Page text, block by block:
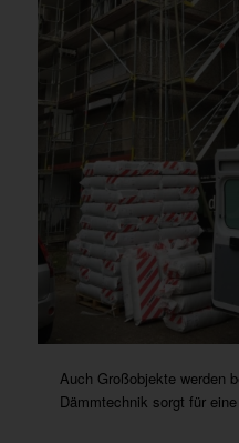
Auch Großobjekte werden
Dämmtechnik sorgt für